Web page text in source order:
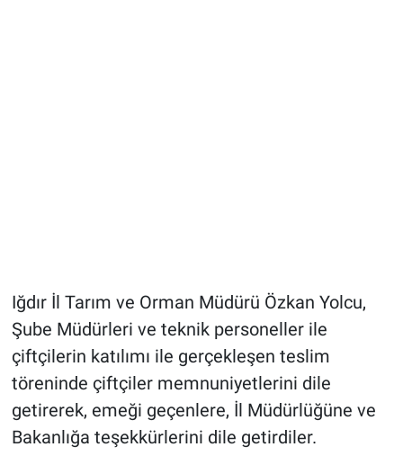
Iğdır İl Tarım ve Orman Müdürü Özkan Yolcu,
Şube Müdürleri ve teknik personeller ile
çiftçilerin katılımı ile gerçekleşen teslim
töreninde çiftçiler memnuniyetlerini dile
getirerek, emeği geçenlere, İl Müdürlüğüne ve
Bakanlığa teşekkürlerini dile getirdiler.